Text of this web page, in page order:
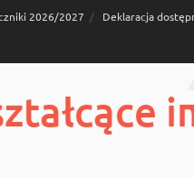
2026/2027 Deklaracja